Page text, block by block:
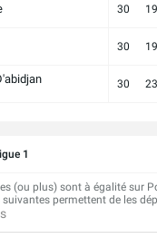
30
30
30
1
(ou plus) sont à égalité sur
permettent de les